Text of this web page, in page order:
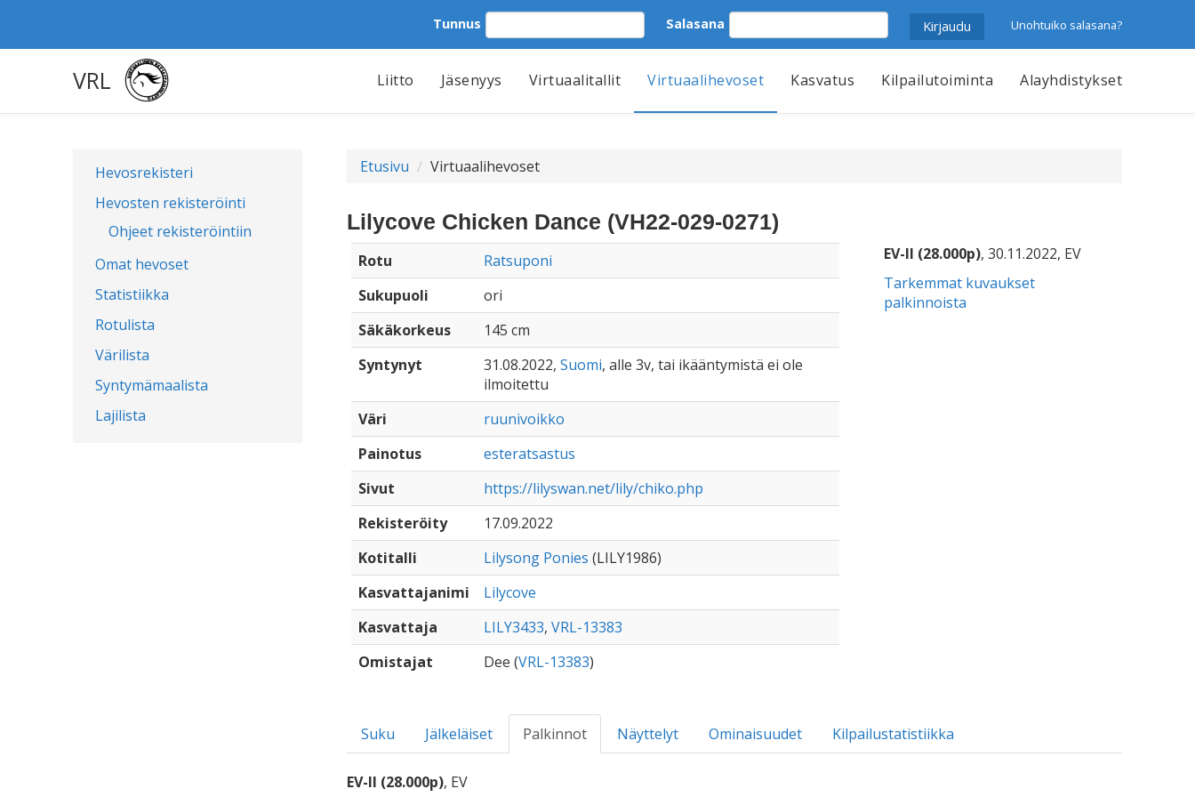
Tunnus Salasana Unohtuiko salasana?
VRL Liitto Jäsenyys Virtuaalitallit Virtuaalihevoset Kasvatus Kilpailutoiminta Alayhdistykset
Hevosrekisteri
Hevosten rekisteröinti
Ohjeet rekisteröintiin
Omat hevoset
Statistiikka
Rotulista
Värilista
Syntymämaalista
Lajilista
Etusivu Virtuaalihevoset
Lilycove Chicken Dance (VH22-029-0271)
Rotu
Ratsuponi
Sukupuoli
ori
Säkäkorkeus
145 cm
Syntynyt
31.08.2022, Suomi, alle 3v, tai ikääntymistä ei ole
ilmoitettu
Väri
ruunivoikko
Painotus
esteratsastus
Sivut
https://lilyswan.net/lily/chiko.php
Rekisteröity
17.09.2022
Kotitalli
Lilysong Ponies (LILY1986)
Kasvattajanimi
Lilycove
Kasvattaja
LILY3433, VRL-13383
Omistajat
Dee (VRL-13383)
EV-II (28.000p), 30.11.2022, EV
Tarkemmat kuvaukset
palkinnoista
Suku Jälkeläiset Palkinnot Näyttelyt Ominaisuudet Kilpailustatistiikka
EV-II (28.000p), EV